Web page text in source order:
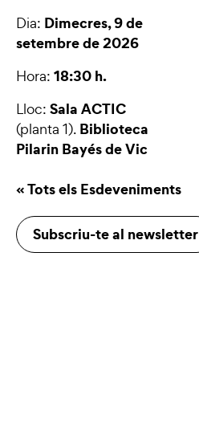
Dia: Dimecres, 9 de
setembre de 2026
Hora: 18:30 h.
Lloc: Sala ACTIC
(planta 1). Biblioteca
Pilarin Bayés de Vic
« Tots els Esdeveniments
Subscriu-te al newsletter